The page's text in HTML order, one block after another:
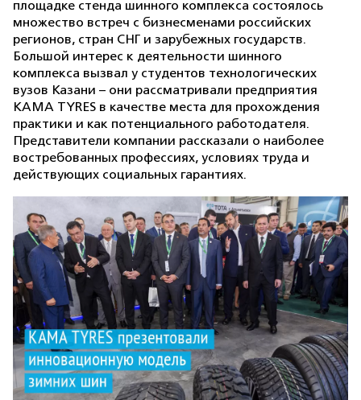
площадке стенда шинного комплекса состоялось
множество встреч с бизнесменами российских
регионов, стран СНГ и зарубежных государств.
Большой интерес к деятельности шинного
комплекса вызвал у студентов технологических
вузов Казани – они рассматривали предприятия
KAMA TYRES в качестве места для прохождения
практики и как потенциального работодателя.
Представители компании рассказали о наиболее
востребованных профессиях, условиях труда и
действующих социальных гарантиях.